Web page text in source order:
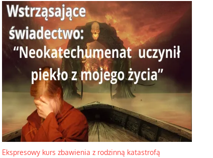
Ekspresowy kurs zbawienia z rodzinną katastrofą